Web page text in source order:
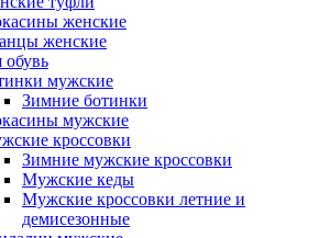
женские
женские
мужские
Зимние ботинки
мужские
кроссовки
Зимние мужские кроссовки
Мужские кеды
Мужские кроссовки летние и
демисезонные